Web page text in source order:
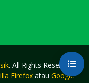
. All Rights Reserved.
Firefox atau Google